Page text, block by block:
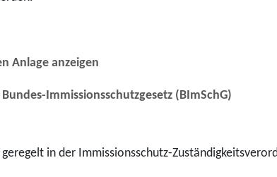
Anlage anzeigen
Immissionsschutzgesetz (BImSchG)
in der Immissionsschutz-